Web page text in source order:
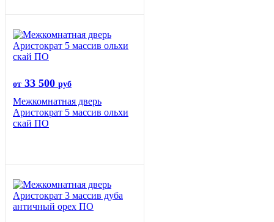
от 33 500 руб
Межкомнатная дверь
Аристократ 5 массив ольхи
скай ПО